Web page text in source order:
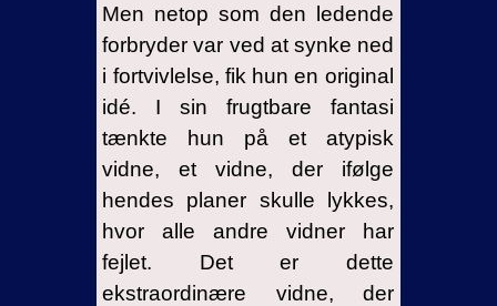
Men netop som den ledende
forbryder var ved at synke ned
i fortvivlelse, fik hun en original
idé. I sin frugtbare fantasi
tænkte hun på et atypisk
vidne, et vidne, der ifølge
hendes planer skulle lykkes,
hvor alle andre vidner har
fejlet. Det er dette
ekstraordinære vidne, der